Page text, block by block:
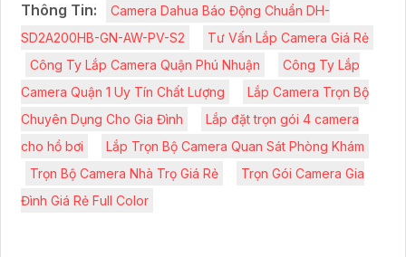
Thông Tin:
Camera Dahua Báo Động Chuẩn DH-
SD2A200HB-GN-AW-PV-S2
Tư Vấn Lắp Camera Giá Rẻ
Công Ty Lắp Camera Quận Phú Nhuận
Công Ty Lắp
Camera Quận 1 Uy Tín Chất Lượng
Lắp Camera Trọn Bộ
Chuyên Dụng Cho Gia Đình
Lắp đặt trọn gói 4 camera
cho hồ bơi
Lắp Trọn Bộ Camera Quan Sát Phòng Khám
Trọn Bộ Camera Nhà Trọ Giá Rẻ
Trọn Gói Camera Gia
Đình Giá Rẻ Full Color